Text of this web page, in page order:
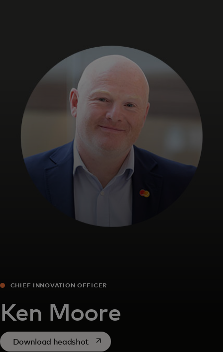
Dla świata
Dla innowatorów
Aktualności i trendy
CHIEF INNOVATION OFFICER
Ken Moore
Download headshotopens in a new tab